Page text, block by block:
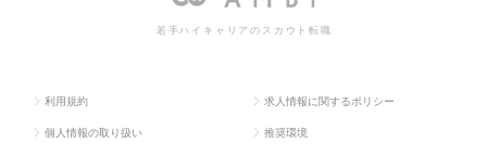
若手ハイキャリアのスカウト転職
利用規約 求人情報に関するポリシー
個人情報の取り扱い 推奨環境